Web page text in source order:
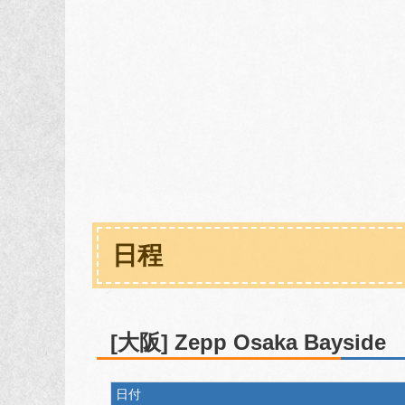
日程
[大阪] Zepp Osaka Bayside
日付